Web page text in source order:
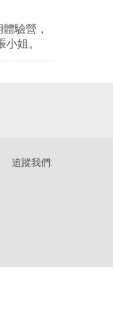
驗營，
姐。
追蹤我們: